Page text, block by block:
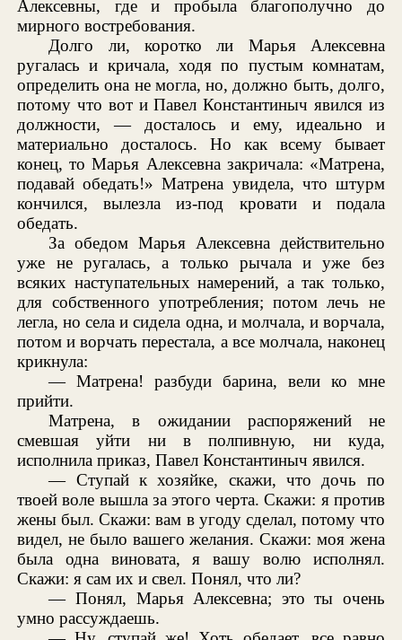
Алексевны, где и пробыла благополучно до
мирного востребования.
Долго ли, коротко ли Марья Алексевна
ругалась и кричала, ходя по пустым комнатам,
определить она не могла, но, должно быть, долго,
потому что вот и Павел Константиныч явился из
должности, — досталось и ему, идеально и
материально досталось. Но как всему бывает
конец, то Марья Алексевна закричала: «Матрена,
подавай обедать!» Матрена увидела, что штурм
кончился, вылезла из-под кровати и подала
обедать.
За обедом Марья Алексевна действительно
уже не ругалась, а только рычала и уже без
всяких наступательных намерений, а так только,
для собственного употребления; потом лечь не
легла, но села и сидела одна, и молчала, и ворчала,
потом и ворчать перестала, а все молчала, наконец
крикнула:
— Матрена! разбуди барина, вели ко мне
прийти.
Матрена, в ожидании распоряжений не
смевшая уйти ни в полпивную, ни куда,
исполнила приказ, Павел Константиныч явился.
— Ступай к хозяйке, скажи, что дочь по
твоей воле вышла за этого черта. Скажи: я против
жены был. Скажи: вам в угоду сделал, потому что
видел, не было вашего желания. Скажи: моя жена
была одна виновата, я вашу волю исполнял.
Скажи: я сам их и свел. Понял, что ли?
— Понял, Марья Алексевна; это ты очень
умно рассуждаешь.